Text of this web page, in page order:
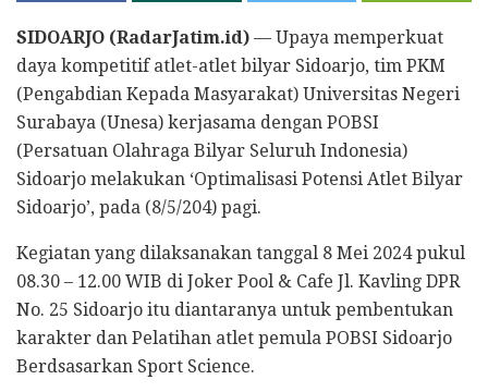
SIDOARJO (RadarJatim.id) — Upaya memperkuat
daya kompetitif atlet-atlet bilyar Sidoarjo, tim PKM
(Pengabdian Kepada Masyarakat) Universitas Negeri
Surabaya (Unesa) kerjasama dengan POBSI
(Persatuan Olahraga Bilyar Seluruh Indonesia)
Sidoarjo melakukan ‘Optimalisasi Potensi Atlet Bilyar
Sidoarjo’, pada (8/5/204) pagi.
Kegiatan yang dilaksanakan tanggal 8 Mei 2024 pukul
08.30 – 12.00 WIB di Joker Pool & Cafe Jl. Kavling DPR
No. 25 Sidoarjo itu diantaranya untuk pembentukan
karakter dan Pelatihan atlet pemula POBSI Sidoarjo
Berdsasarkan Sport Science.